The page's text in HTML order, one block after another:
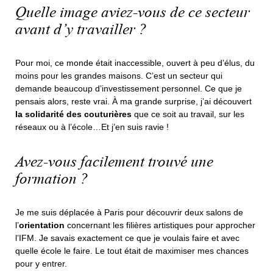
Quelle image aviez-vous de ce secteur
avant d’y travailler ?
Pour moi, ce monde était inaccessible, ouvert à peu d’élus, du
moins pour les grandes maisons. C’est un secteur qui
demande beaucoup d’investissement personnel. Ce que je
pensais alors, reste vrai. À ma grande surprise, j’ai découvert
la solidarité des couturières que ce soit au travail, sur les
réseaux ou à l’école…Et j’en suis ravie !
Avez-vous facilement trouvé une
formation ?
Je me suis déplacée à Paris pour découvrir deux salons de
l’orientation concernant les filières artistiques pour approcher
l’IFM. Je savais exactement ce que je voulais faire et avec
quelle école le faire. Le tout était de maximiser mes chances
pour y entrer.